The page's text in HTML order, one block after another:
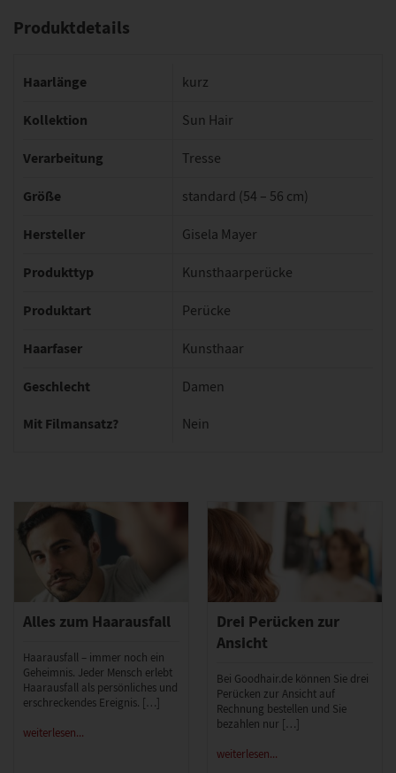
Produktdetails
Haarlänge kurz
Kollektion Sun Hair
Verarbeitung Tresse
Größe standard (54 – 56 cm)
Hersteller Gisela Mayer
Produkttyp Kunsthaarperücke
Produktart Perücke
Haarfaser Kunsthaar
Geschlecht Damen
Mit Filmansatz? Nein
Alles zum Haarausfall
Haarausfall – immer noch ein
Geheimnis. Jeder Mensch erlebt
Haarausfall als persönliches und
erschreckendes Ereignis. […]
weiterlesen...
Drei Perücken zur
Ansicht
Bei Goodhair.de können Sie drei
Perücken zur Ansicht auf
Rechnung bestellen und Sie
bezahlen nur […]
weiterlesen...